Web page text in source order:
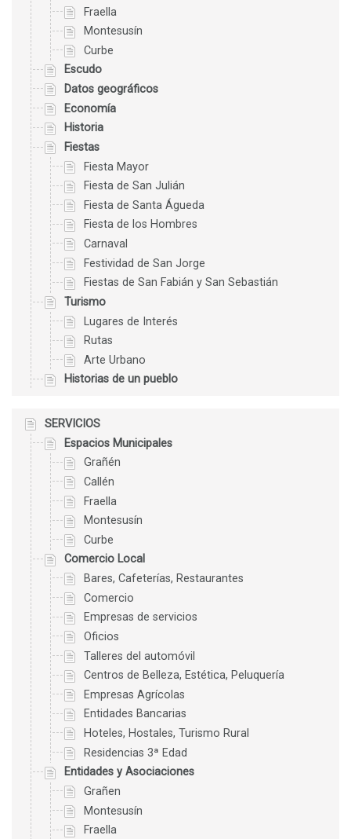
Fraella
Montesusín
Curbe
Escudo
Datos geográficos
Economía
Historia
Fiestas
Fiesta Mayor
Fiesta de San Julián
Fiesta de Santa Águeda
Fiesta de los Hombres
Carnaval
Festividad de San Jorge
Fiestas de San Fabián y San Sebastián
Turismo
Lugares de Interés
Rutas
Arte Urbano
Historias de un pueblo
SERVICIOS
Espacios Municipales
Grañén
Callén
Fraella
Montesusín
Curbe
Comercio Local
Bares, Cafeterías, Restaurantes
Comercio
Empresas de servicios
Oficios
Talleres del automóvil
Centros de Belleza, Estética, Peluquería
Empresas Agrícolas
Entidades Bancarias
Hoteles, Hostales, Turismo Rural
Residencias 3ª Edad
Entidades y Asociaciones
Grañen
Montesusín
Fraella